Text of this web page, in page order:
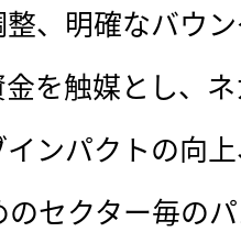
、明確なバウ
金を触媒とし、
ンパクトの向
セクター毎の